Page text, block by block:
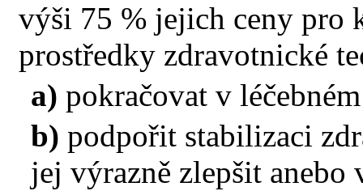
výši 75 % jejich ceny pro
prostředky zdravotnické
a) pokračovat v
b) podpořit stabilizaci
jej výrazně zlepšit